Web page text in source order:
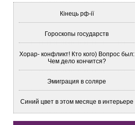
Кінець рф-ії
Гороскопы государств
Хорар- конфликт! Кто кого) Вопрос был:
Чем дело кончится?
Эмиграция в соляре
Синий цвет в этом месяце в интерьере